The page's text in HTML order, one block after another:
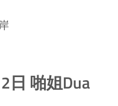
日 啪姐Dua